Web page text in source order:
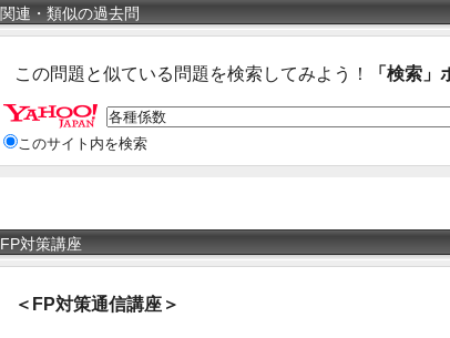
関連・類似の過去問
この問題と似ている問題を検索してみよう！ 「検索
このサイト内を検索
FP対策講座
＜FP対策通信講座＞